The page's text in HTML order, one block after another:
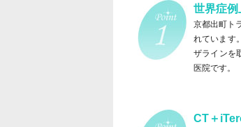
世界症例
京都出町ト
れています
ザラインを
医院です。
CT＋